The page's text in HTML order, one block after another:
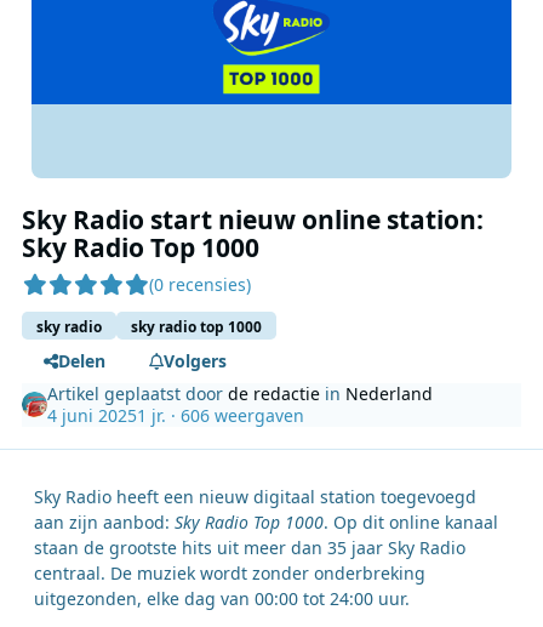
Sky Radio start nieuw online station:
Sky Radio Top 1000
(0 recensies)
sky radio sky radio top 1000
Delen
Volgers
Artikel geplaatst doorde redactie in Nederland
4 juni 20251 jr. · 606 weergaven
Sky Radio heeft een nieuw digitaal station toegevoegd
aan zijn aanbod: Sky Radio Top 1000. Op dit online kanaal
staan de grootste hits uit meer dan 35 jaar Sky Radio
centraal. De muziek wordt zonder onderbreking
uitgezonden, elke dag van 00:00 tot 24:00 uur.